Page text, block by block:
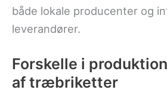
både lokale producenter og
leverandører.
Forskelle i
af træbriketter